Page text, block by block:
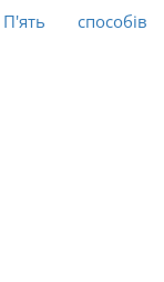
П'ять способів